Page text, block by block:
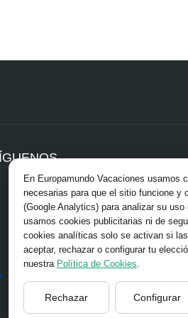
Facebook
X/Twitter
Blog
TikTok
Youtube
En Europamundo Vacaciones usamos
necesarias para que el sitio funcione y
(Google Analytics) para analizar su uso
usamos cookies publicitarias ni de
cookies analíticas solo se activan si
aceptar, rechazar o configurar tu
nuestra Política de Cookies.
Rechazar Configurar